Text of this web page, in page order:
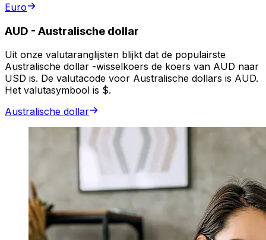
Euro
AUD - Australische dollar
Uit onze valutaranglijsten blijkt dat de populairste
Australische dollar -wisselkoers de koers van AUD naar
USD is. De valutacode voor Australische dollars is AUD.
Het valutasymbool is $.
Australische dollar